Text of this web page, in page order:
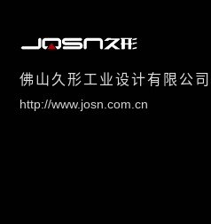
佛山久形工业设计有限公司
http://www.josn.com.cn